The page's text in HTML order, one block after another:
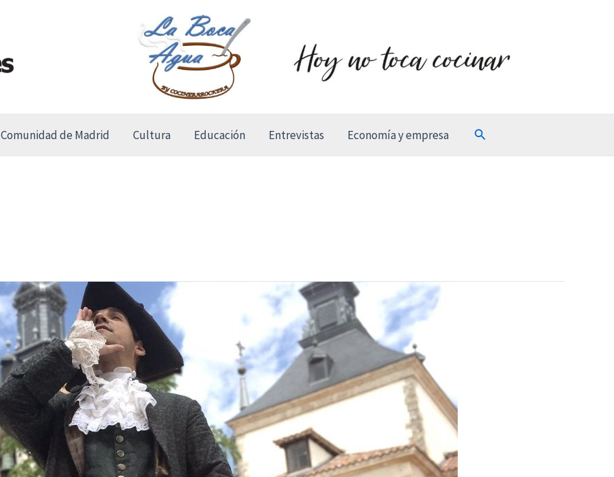
Comunidad de Madrid Cultura Educación Entrevistas Economía y empresa Buscar